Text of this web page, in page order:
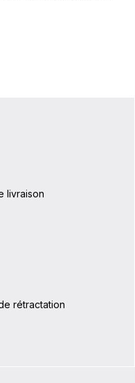
livraison
rétractation